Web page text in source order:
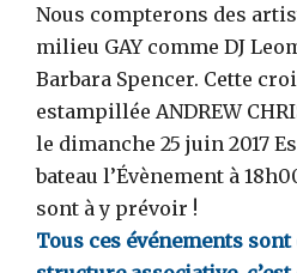
Nous compterons des
milieu GAY comme DJ
Barbara Spencer. Cette
estampillée ANDREW
le dimanche 25 juin 2017
bateau l’Évènement à
sont à y prévoir !
Tous ces événements